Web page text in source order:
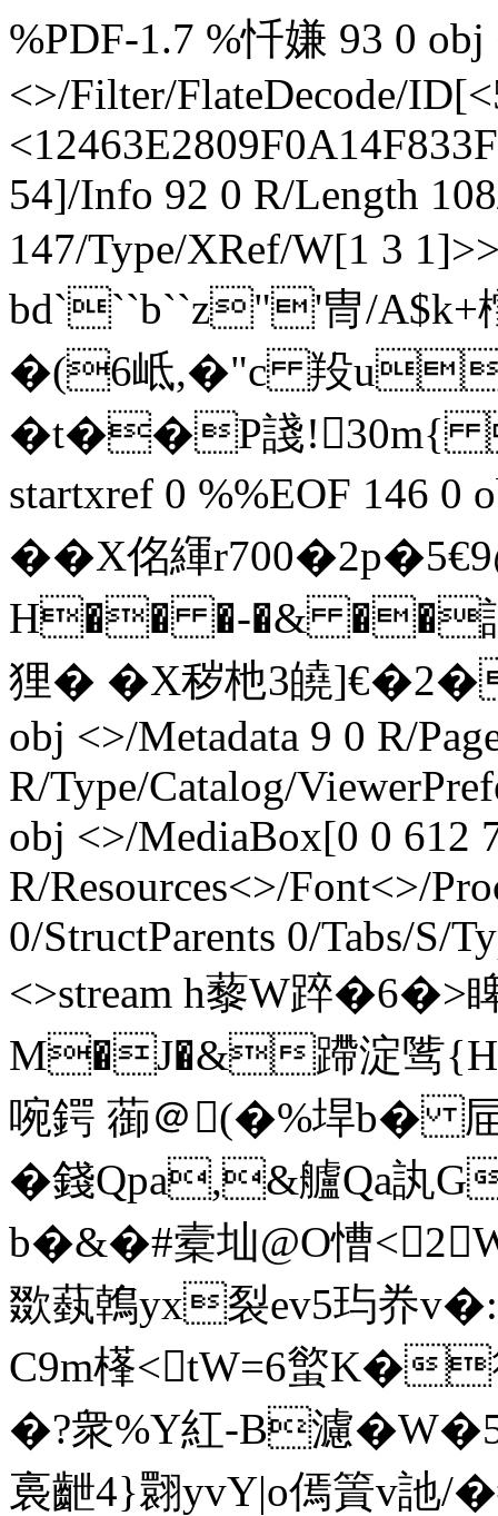
%PDF-1.7 %忏嫌 93 0
<>/Filter/FlateDecode/
54]/Info 92 0 R/Length
147/Type/XRef/W[1 3
bd```b``z"'冑/A$k+
�(6岻,�"c 羖
�t��P諓!30m{ `
startxref 0 %%EOF 146 0
��X佲緷
H�� �-�& ��詆
狸� �X秽杝3皢
obj <>/Metadata 9 0 R/
R/Type/Catalog/
obj <>/MediaBox[0 0 612
R/Resources<>/Font<>/
0/StructParents 0/Tabs/S/
<>stream h藜W踤�6�>
M�J�&蹛淀骘{H
啘鍔 蓹＠(�%垾b�
�錢Qpa,&艫Qa訙G
b�&�#槖圸@O慒
欼蓺鶾yx裂ev5玙奍v�:/
C9m樥<tW=6螸K�
�?衆%Y紅-B濾
裛齛4}翾yvY|o傿篢v訑/